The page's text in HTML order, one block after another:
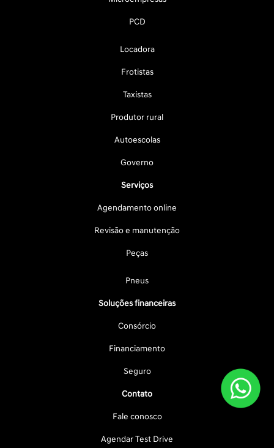
PCD
Locadora
Frotistas
Taxistas
Produtor rural
Autoescolas
Governo
Serviços
Agendamento online
Revisão e manutenção
Peças
Pneus
Soluções financeiras
Consórcio
Financiamento
Seguro
Contato
Fale conosco
Agendar Test Drive